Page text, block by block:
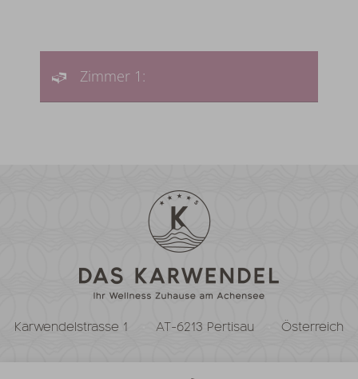
Zimmer 1:
Karwendelstrasse 1 AT-6213 Pertisau Österreich